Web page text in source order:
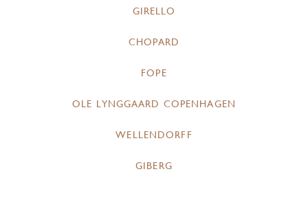
GIRELLO
CHOPARD
FOPE
OLE LYNGGAARD COPENHAGEN
WELLENDORFF
GIBERG